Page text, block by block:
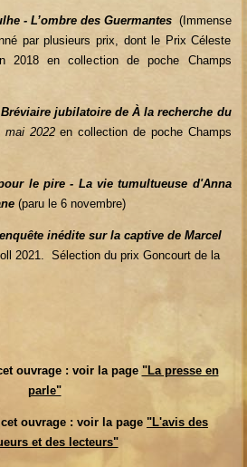
- L’ombre des Guermantes(Immense
par plusieurs prix, dont le Prix Céleste
2018 en collection de poche Champs
Bréviaire jubilatoire de À la recherche du
mai 2022en collection de poche Champs
le pire - La vie tumultueuse d'Anna
(paru le 6 novembre)
inédite sur la captive de Marcel
2021. Sélection du prix Goncourt de la
ouvrage : voir la page "La presse en
parle"
ouvrage : voir la page "L'avis des
et des lecteurs"